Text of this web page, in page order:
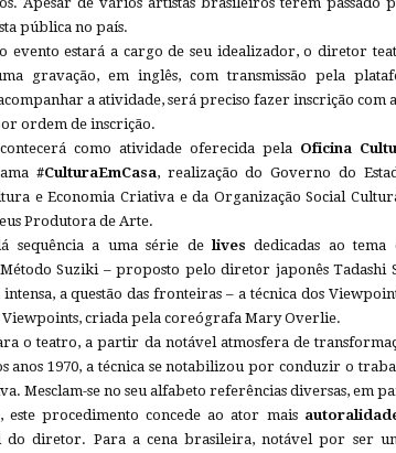
pública no país.
evento estará a cargo de seu idealizador, o diretor
gravação, em inglês, com transmissão pela
a atividade, será preciso fazer inscrição com
ordem de inscrição.
como atividade oferecida pela Oficina
#CulturaEmCasa, realização do Governo do
e Economia Criativa e da Organização Social
Produtora de Arte.
sequência a uma série de lives dedicadas ao
Suziki – proposto pelo diretor japonês Tadashi
a questão das fronteiras – a técnica dos
Viewpoints, criada pela coreógrafa Mary Overlie.
o teatro, a partir da notável atmosfera de
anos 1970, a técnica se notabilizou por conduzir o
Mesclam-se no seu alfabeto referências diversas, em
este procedimento concede ao ator mais
do diretor. Para a cena brasileira, notável por ser